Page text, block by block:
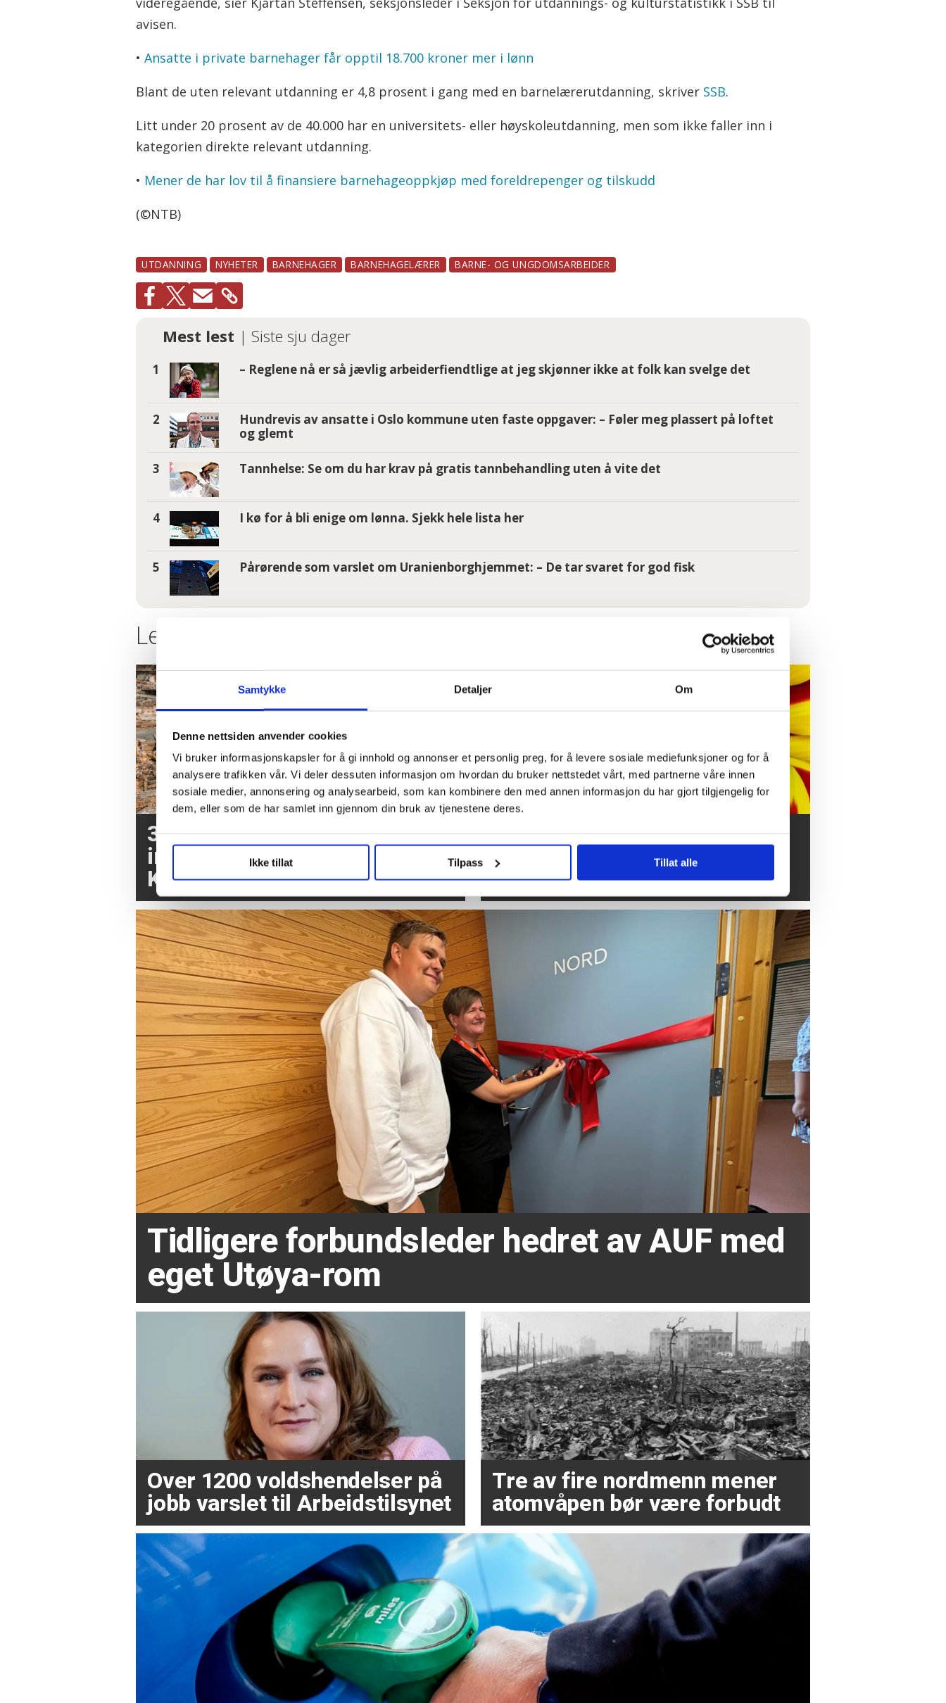
Samtykke Detaljer Om
Denne nettsiden anvender cookies
Vi bruker informasjonskapsler for å gi innhold og annonser et personlig preg, for å levere sosiale mediefunksjoner og for å
analysere trafikken vår. Vi deler dessuten informasjon om hvordan du bruker nettstedet vårt, med partnerne våre innen
sosiale medier, annonsering og analysearbeid, som kan kombinere den med annen informasjon du har gjort tilgjengelig for
dem, eller som de har samlet inn gjennom din bruk av tjenestene deres.
Ikke tillat Tilpass Tillat alle
avisen.
•Ansatte i private barnehager får opptil 18.700 kroner mer i lønn
Blant de uten relevant utdanning er 4,8 prosent i gang med en barnelærerutdanning, skriver SSB.
Litt under 20 prosent av de 40.000 har en universitets- eller høyskoleutdanning, men som ikke faller inn i
kategorien direkte relevant utdanning.
• Mener de har lov til å finansiere barnehageoppkjøp med foreldrepenger og tilskudd
(©NTB)
UTDANNING NYHETER BARNEHAGER BARNEHAGELÆRER BARNE- OG UNGDOMSARBEIDER
Mest lest | Siste sju dager
– Reglene nå er så jævlig arbeiderfiendtlige at jeg skjønner ikke at folk kan svelge det
Hundrevis av ansatte i Oslo kommune uten faste oppgaver: – Føler meg plassert på loftet
og glemt
Tannhelse: Se om du har krav på gratis tannbehandling uten å vite det
I kø for å bli enige om lønna. Sjekk hele lista her
Pårørende som varslet om Uranienborghjemmet: – De tar svaret for god fisk
Les flere nyheter:
3,7 millioner kroner samlet
inn etter brannen i
Krokstadelva
går
Tidligere forbundsleder hedret av AUF med
eget Utøya-rom
Over 1200 voldshendelser på
jobb varslet til Arbeidstilsynet
Tre av fire nordmenn mener
atomvåpen bør være forbudt